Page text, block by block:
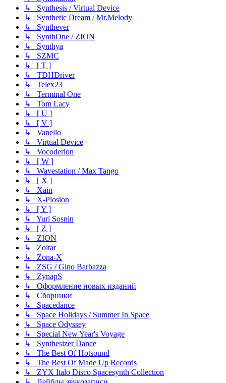
↳ Synthesis / Virtual Device
↳ Synthetic Dream / Mr.Melody
↳ Synthever
↳ SynthOne / ZION
↳ Synthya
↳ SZMC
↳ [ T ]
↳ TDHDriver
↳ Telex23
↳ Terminal One
↳ Tom Lacy
↳ [ U ]
↳ [ V ]
↳ Vanello
↳ Virtual Device
↳ Vocoderion
↳ [ W ]
↳ Wavestation / Max Tango
↳ [ X ]
↳ Xain
↳ X-Plosion
↳ [ Y ]
↳ Yuri Sosnin
↳ [ Z ]
↳ ZION
↳ Zoltar
↳ Zona-X
↳ ZSG / Gino Barbazza
↳ ZynapS
↳ Оформление новых изданий
↳ Сборники
↳ Spacedance
↳ Space Holidays / Summer In Space
↳ Space Odyssey
↳ Special New Year's Voyage
↳ Synthesizer Dance
↳ The Best Of Hotsound
↳ The Best Of Made Up Records
↳ ZYX Italo Disco Spacesynth Collection